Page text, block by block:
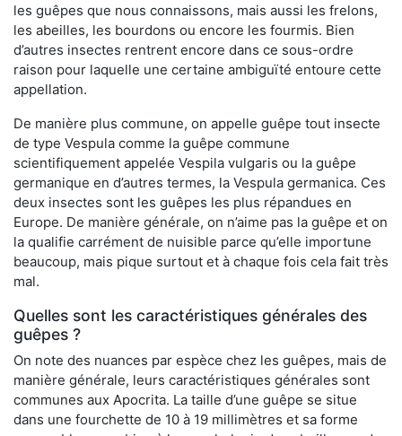
les guêpes que nous connaissons, mais aussi les frelons,
les abeilles, les bourdons ou encore les fourmis. Bien
d’autres insectes rentrent encore dans ce sous-ordre
raison pour laquelle une certaine ambiguïté entoure cette
appellation.
De manière plus commune, on appelle guêpe tout insecte
de type Vespula comme la guêpe commune
scientifiquement appelée Vespila vulgaris ou la guêpe
germanique en d’autres termes, la Vespula germanica. Ces
deux insectes sont les guêpes les plus répandues en
Europe. De manière générale, on n’aime pas la guêpe et on
la qualifie carrément de nuisible parce qu’elle importune
beaucoup, mais pique surtout et à chaque fois cela fait très
mal.
Quelles sont les caractéristiques générales des
guêpes ?
On note des nuances par espèce chez les guêpes, mais de
manière générale, leurs caractéristiques générales sont
communes aux Apocrita. La taille d’une guêpe se situe
dans une fourchette de 10 à 19 millimètres et sa forme